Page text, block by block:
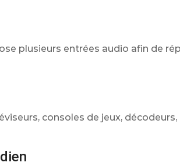
plusieurs entrées audio afin de
consoles de jeux,